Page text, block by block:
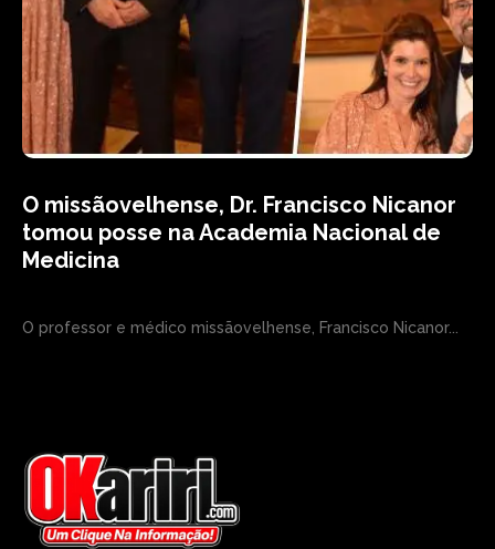
O missãovelhense, Dr. Francisco Nicanor
tomou posse na Academia Nacional de
Medicina
O professor e médico missãovelhense, Francisco Nicanor...